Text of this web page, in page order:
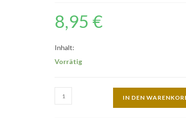
8,95 €
Inhalt:
Vorrätig
IN DEN